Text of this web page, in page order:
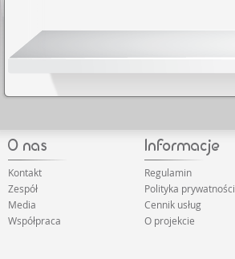
Kontakt
Zespół
Media
Współpraca
Regulamin
Polityka prywatności
Cennik usług
O projekcie